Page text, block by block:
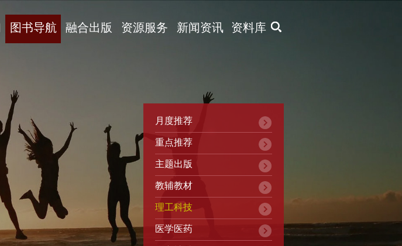
X
图书导航 融合出版 资源服务 新闻资讯 资料库
月度推荐
重点推荐
主题出版
教辅教材
理工科技
医学医药